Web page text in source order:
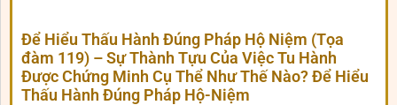
Để Hiểu Thấu Hành Đúng Pháp Hộ Niệm (Tọa
đàm 119) – Sự Thành Tựu Của Việc Tu Hành
Được Chứng Minh Cụ Thể Như Thế Nào? Để Hiểu
Thấu Hành Đúng Pháp Hộ-Niệm